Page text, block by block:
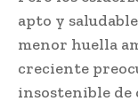
apto y
menor huella
creciente
insostenible de